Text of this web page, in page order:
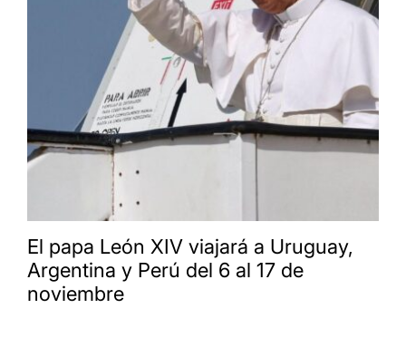
El papa León XIV viajará a Uruguay,
Argentina y Perú del 6 al 17 de
noviembre